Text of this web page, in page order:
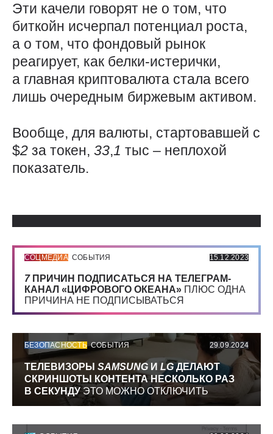
Эти качели говорят не о том, что
биткойн исчерпал потенциал роста,
а о том, что фондовый рынок
реагирует, как белки-истерички,
а главная криптовалюта стала всего
лишь очередным биржевым активом.
Вообще, для валюты, стартовавшей с
$2 за токен, 33,1 тыс – неплохой
показатель.
СОЦМЕДИА СОБЫТИЯ 15.12.2023
7 ПРИЧИН ПОДПИСАТЬСЯ НА ТЕЛЕГРАМ-
КАНАЛ «ЦИФРОВОГО ОКЕАНА» ПЛЮС ОДНА
ПРИЧИНА НЕ ПОДПИСЫВАТЬСЯ
БЕЗОПАСНОСТЬ СОБЫТИЯ 29.09.2024
ТЕЛЕВИЗОРЫ SAMSUNG И LGДЕЛАЮТ
СКРИНШОТЫ КОНТЕНТА НЕСКОЛЬКО РАЗ
В СЕКУНДУЭТО МОЖНО ОТКЛЮЧИТЬ